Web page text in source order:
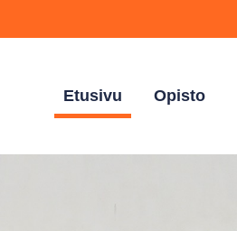
Etusivu Opisto